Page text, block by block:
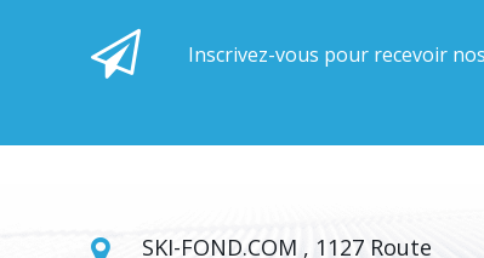
Inscrivez-vous pour recevoir
SKI-FOND.COM , 1127 Route